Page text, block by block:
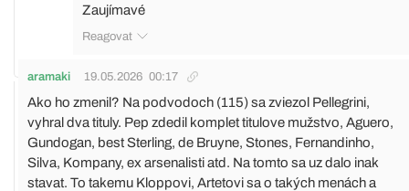
Zaujímavé
Reagovat
aramaki 19.05.2026 00:17
Ako ho zmenil? Na podvodoch (115) sa zviezol Pellegrini,
vyhral dva tituly. Pep zdedil komplet titulove mužstvo, Aguero,
Gundogan, best Sterling, de Bruyne, Stones, Fernandinho,
Silva, Kompany, ex arsenalisti atd. Na tomto sa uz dalo inak
stavat. To takemu Kloppovi, Artetovi sa o takých menách a